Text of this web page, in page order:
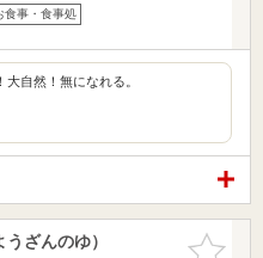
食事・食事処
自然！無になれる。
お気に入
ざんのゆ）